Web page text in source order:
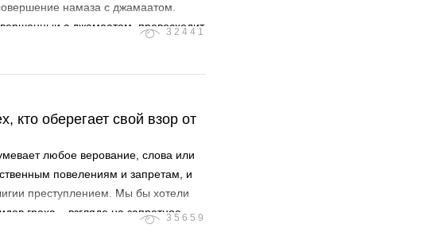
намаза с джамаатом.
с джамаатом, превосходит
промежутки времени.
32441
кто оберегает свой взор от
любое верование, слова или
повелениям и запретам, и
преступлением. Мы бы хотели
греха – взгляде на запретное,35659